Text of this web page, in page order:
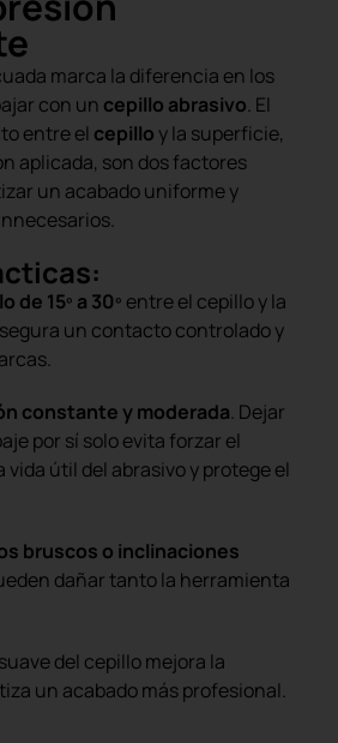
marca la diferencia en los
con un cepillo abrasivo. El
entre el cepillo y la superficie,
aplicada, son dos factores
un acabado uniforme y
de 15º a 30º entre el cepillo y la
un contacto controlado y
constante y moderada. Dejar
por sí solo evita forzar el
vida útil del abrasivo y protege el
bruscos o inclinaciones
dañar tanto la herramienta
del cepillo mejora la
un acabado más profesional.